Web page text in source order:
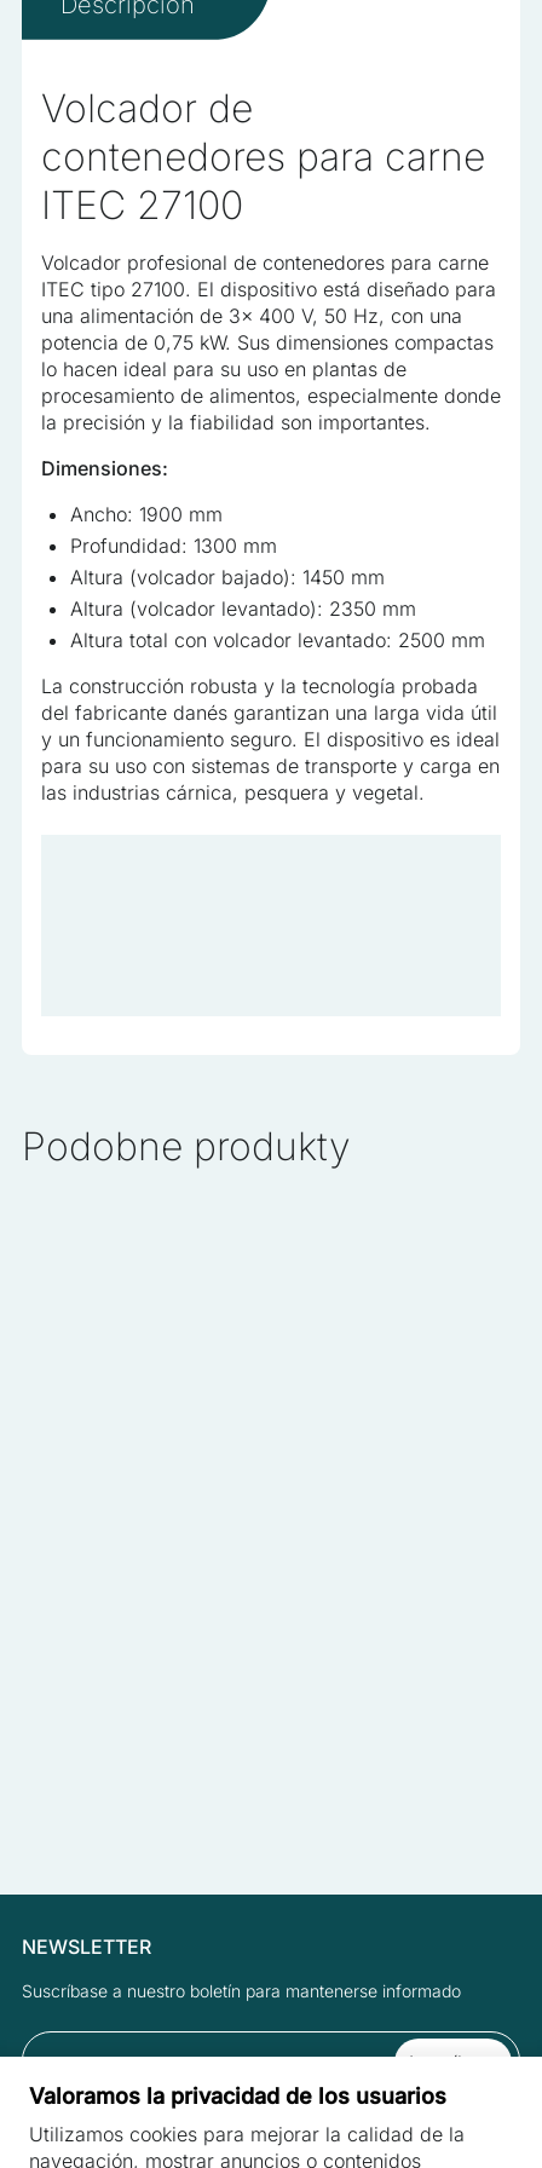
Volcador de
contenedores para carne
ITEC 27100
Volcador profesional de contenedores para carne
ITEC tipo 27100. El dispositivo está diseñado para
una alimentación de 3x 400 V, 50 Hz, con una
potencia de 0,75 kW. Sus dimensiones compactas
lo hacen ideal para su uso en plantas de
procesamiento de alimentos, especialmente donde
la precisión y la fiabilidad son importantes.
Dimensiones:
Ancho: 1900 mm
Profundidad: 1300 mm
Altura (volcador bajado): 1450 mm
Altura (volcador levantado): 2350 mm
Altura total con volcador levantado: 2500 mm
La construcción robusta y la tecnología probada
del fabricante danés garantizan una larga vida útil
y un funcionamiento seguro. El dispositivo es ideal
para su uso con sistemas de transporte y carga en
las industrias cárnica, pesquera y vegetal.
Podobne produkty
NEWSLETTER
Suscríbase a nuestro boletín para mantenerse informado
Al suscribirse al boletín, acepta las Condiciones y la Política de
privacidad.
Valoramos la privacidad de los usuarios
Utilizamos cookies para mejorar la calidad de la
navegación, mostrar anuncios o contenidos
Las cookies no clasificadas son aquellas que están en
cookies individuales
Rechazar
Guardar mis preferencias
Aceptar todo